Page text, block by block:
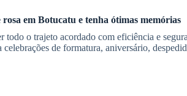
rosa em Botucatu e tenha ótimas memórias
o trajeto acordado com eficiência e
de formatura, aniversário,